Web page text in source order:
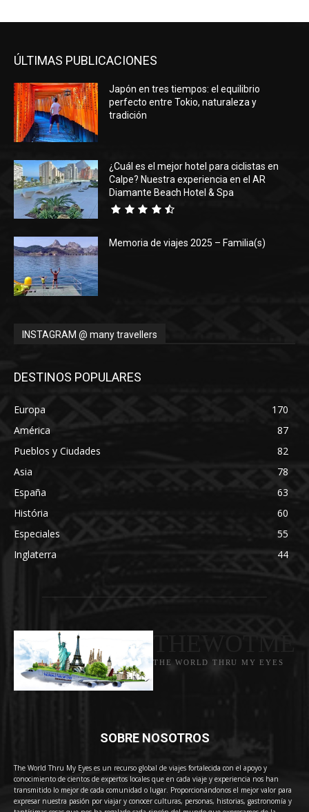
ÚLTIMAS PUBLICACIONES
Japón en tres tiempos: el equilibrio
perfecto entre Tokio, naturaleza y
tradición
¿Cuál es el mejor hotel para ciclistas en
Calpe? Nuestra experiencia en el AR
Diamante Beach Hotel & Spa
Memoria de viajes 2025 – Familia(s)
INSTAGRAM @ many travellers
DESTINOS POPULARES
Europa
170
América
87
Pueblos y Ciudades
82
Asia
78
España
63
História
60
Especiales
55
Inglaterra
44
THE WORLD THRU MY EYES
SOBRE NOSOTROS
The World Thru My Eyes es un recurso global de viajes fortalecida con el apoyo y
conocimiento de cientos de expertos locales que en cada viaje y experiencia nos han
transmitido lo mejor de cada comunidad o lugar. Proporcionándonos el mejor valor para
expresar nuestra pasión por viajar y conocer culturas, personas, historias, gastronomía y